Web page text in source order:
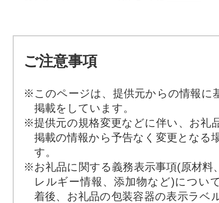
ご注意事項
※このページは、提供元からの情報に
掲載をしています。
※提供元の規格変更などに伴い、お礼
掲載の情報から予告なく変更となる
す。
※お礼品に関する義務表示事項(原材料
レルギー情報、添加物など)につい
着後、お礼品の包装容器の表示ラベ